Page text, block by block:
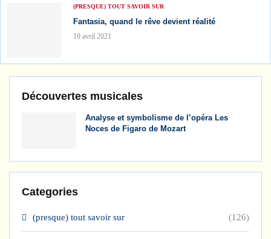
Découvertes musicales
Analyse et symbolisme de l’opéra Les
Noces de Figaro de Mozart
Categories
(presque) tout savoir sur (126)
(PRESQUE) TOUT SAVOIR SUR
Fantasia, quand le rêve devient réalité
19 avril 2021